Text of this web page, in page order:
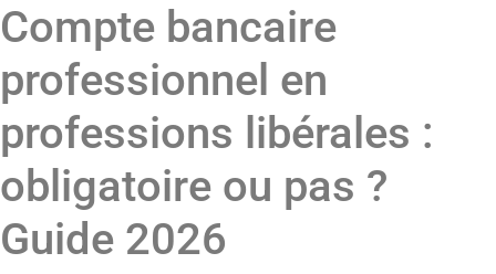
Compte bancaire
professionnel en
professions libérales :
obligatoire ou pas ?
Guide 2026